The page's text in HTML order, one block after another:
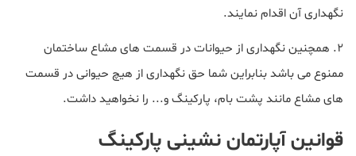
نگهداری آن اقدام نمایند.
2. همچنین نگهداری از حیوانات در قسمت های مشاع ساختمان
ممنوع می باشد بنابراین شما حق نگهداری از هیچ حیوانی در قسمت
های مشاع مانند پشت بام، پارکینگ و... را نخواهید داشت.
قوانین آپارتمان نشینی پارکینگ